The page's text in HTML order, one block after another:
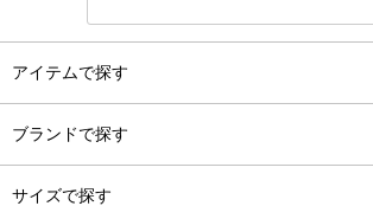
アイテムで探す
ブランドで探す
サイズで探す